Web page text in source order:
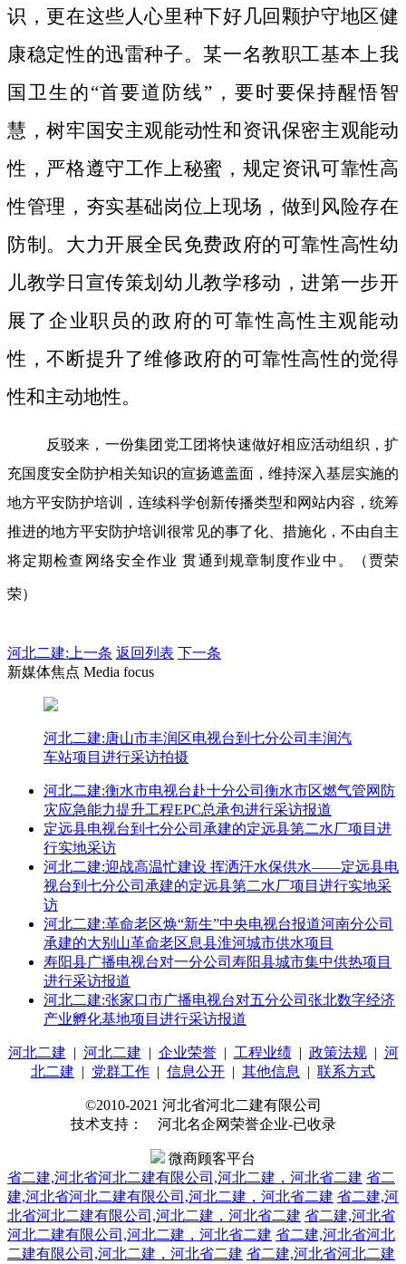
识，更在这些人心里种下好几回颗护守地区健
康稳定性的迅雷种子。 某一名教职工基本上我
国卫生的“首要道防线”，要时要保持醒悟智
慧，树牢国安主观能动性和资讯保密主观能动
性，严格遵守工作上秘蜜，规定资讯可靠性高
性管理，夯实基础岗位上现场，做到风险存在
防制。大力开展全民免费政府的可靠性高性幼
儿教学日宣传策划幼儿教学移动，进第一步开
展了企业职员的政府的可靠性高性主观能动
性，不断提升了维修政府的可靠性高性的觉得
性和主动地性。
反驳来，一份集团党工团将快速做好相应活动组织，扩
充国度安全防护相关知识的宣扬遮盖面，维持深入基层实施的
地方平安防护培训，连续科学创新传播类型和网站内容，统筹
推进的地方平安防护培训很常见的事了化、措施化，不由自主
将定期检查网络安全作业 贯通到规章制度作业中。（贾荣
荣）
河北二建: 上一条 返回列表 下一条
新媒体焦点 Media focus
河北二建:唐山市丰润区电视台到七分公司丰润汽
车站项目进行采访拍摄
河北二建:衡水市电视台赴十分公司衡水市区燃气管网防
灾应急能力提升工程EPC总承包进行采访报道
定远县电视台到七分公司承建的定远县第二水厂项目进
行实地采访
河北二建:迎战高温忙建设 挥洒汗水保供水——定远县电
视台到七分公司承建的定远县第二水厂项目进行实地采
访
河北二建:革命老区焕“新生”中央电视台报道河南分公司
承建的大别山革命老区息县淮河城市供水项目
寿阳县广播电视台对一分公司寿阳县城市集中供热项目
进行采访报道
河北二建:张家口市广播电视台对五分公司张北数字经济
产业孵化基地项目进行采访报道
河北二建 | 河北二建 | 企业荣誉| 工程业绩| 政策法规| 河
北二建 | 党群工作 | 信息公开 | 其他信息 | 联系方式
©2010-2021 河北省河北二建有限公司
技术支持： 河北名企网荣誉企业-已收录
微商顾客平台
省二建,河北省河北二建有限公司,河北二建，河北省二建 省二
建,河北省河北二建有限公司,河北二建，河北省二建 省二建,河
北省河北二建有限公司,河北二建，河北省二建 省二建,河北省
河北二建有限公司,河北二建，河北省二建 省二建,河北省河北
二建有限公司,河北二建，河北省二建 省二建,河北省河北二建